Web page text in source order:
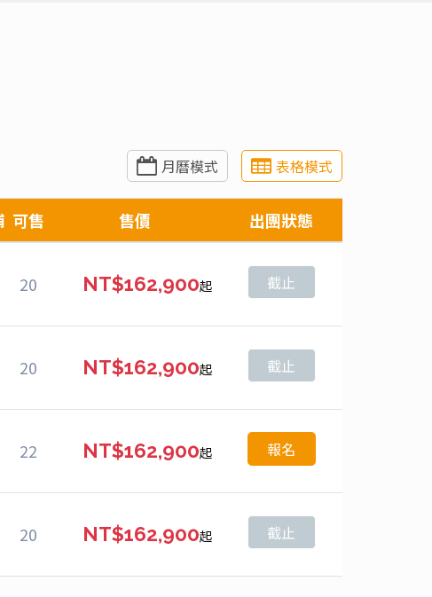
月曆模式 表格模式
可售 售價 出團狀態
20 NT$162,900起 截止
20 NT$162,900起 截止
22 NT$162,900起 報名
20 NT$162,900起 截止